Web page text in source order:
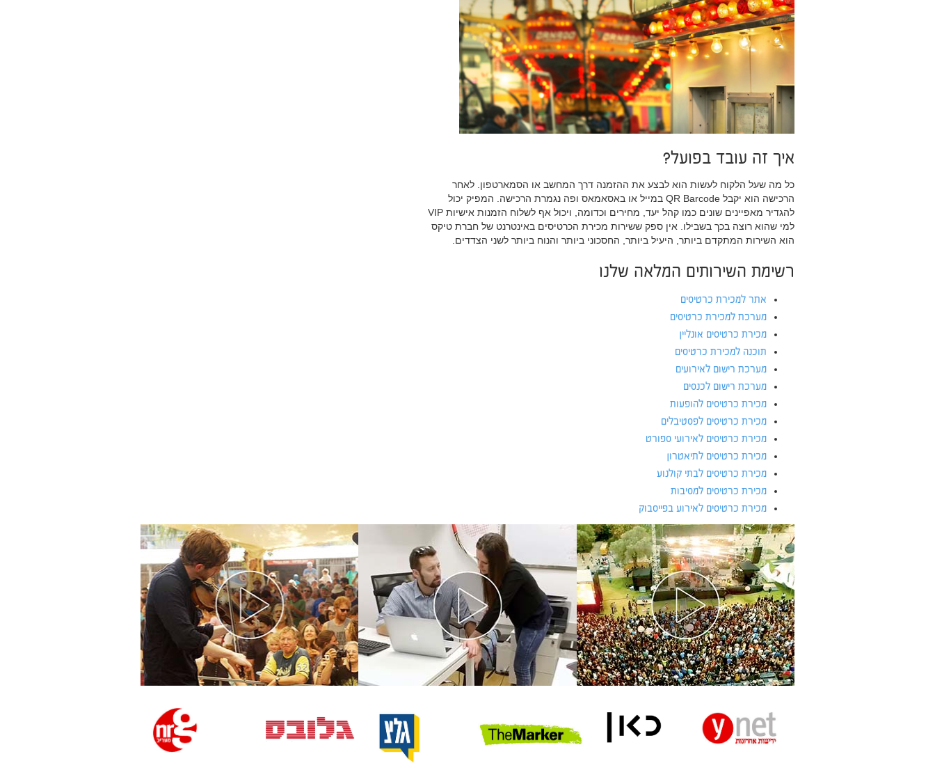
איך זה עובד בפועל?
כל מה שעל הלקוח לעשות הוא לבצע את ההזמנה דרך המחשב או הסמארטפון. לאחר
הרכישה הוא יקבל QR Barcode במייל או באסאמאס ופה נגמרת הרכישה. המפיק יכול
להגדיר מאפיינים שונים כמו קהל יעד, מחירים וכדומה, ויכול אף לשלוח הזמנות אישיות VIP
למי שהוא רוצה בכך בשבילו. אין ספק ששירות מכירת הכרטיסים באינטרנט של חברת טיקס
הוא השירות המתקדם ביותר, היעיל ביותר, החסכוני ביותר והנוח ביותר לשני הצדדים.
רשימת השירותים המלאה שלנו
אתר למכירת כרטיסים
מערכת למכירת כרטיסים
מכירת כרטיסים אונליין
תוכנה למכירת כרטיסים
מערכת רישום לאירועים
מערכת רישום לכנסים
מכירת כרטיסים להופעות
מכירת כרטיסים לפסטיבלים
מכירת כרטיסים לאירועי ספורט
מכירת כרטיסים לתיאטרון
מכירת כרטיסים לבתי קולנוע
מכירת כרטיסים למסיבות
מכירת כרטיסים לאירוע בפייסבוק